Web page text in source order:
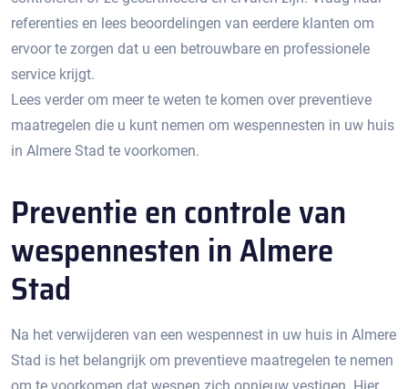
referenties en lees beoordelingen van eerdere klanten om
ervoor te zorgen dat u een betrouwbare en professionele
service krijgt.​
Lees verder om meer te weten te komen over preventieve
maatregelen die u kunt nemen om wespennesten in uw huis
in Almere Stad te voorkomen.​
Preventie en controle van
wespennesten in Almere
Stad
Na het verwijderen van een wespennest in uw huis in Almere
Stad is het belangrijk om preventieve maatregelen te nemen